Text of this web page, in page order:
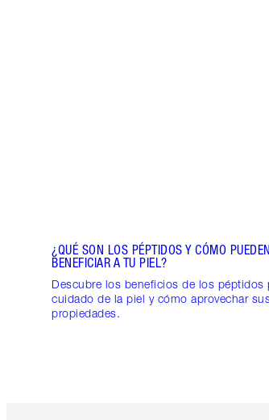
¿QUÉ SON LOS PÉPTIDOS Y CÓMO PUEDEN
BENEFICIAR A TU PIEL?
Descubre los beneficios de los péptidos
cuidado de la piel y cómo aprovechar
propiedades.